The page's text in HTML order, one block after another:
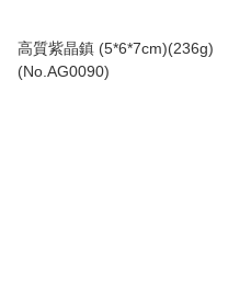
高質紫晶鎮 (5*6*7cm)(236g)
(No.AG0090)